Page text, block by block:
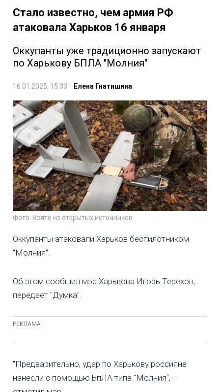
Стало известно, чем армия РФ
атаковала Харьков 16 января
Оккупанты уже традиционно запускают
по Харькову БПЛА "Молния"
16.01.2025, 15:33 Елена Гнатишина
Фото: Взято из открытых источников
Оккупанты атаковали Харьков беспилотником
"Молния".
Об этом сообщил мэр Харькова Игорь Терехов,
передает "Думка".
"Предварительно, удар по Харькову россияне
нанесли с помощью БпЛА типа "Молния", -